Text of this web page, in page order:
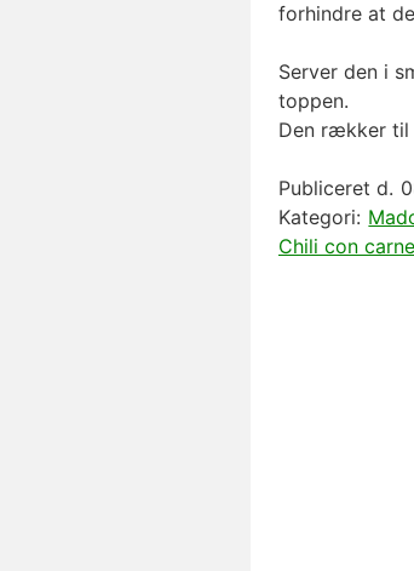
forhindre at
Server den i
toppen.
Den rækker
Publiceret d.
Kategori:
Chili con carne